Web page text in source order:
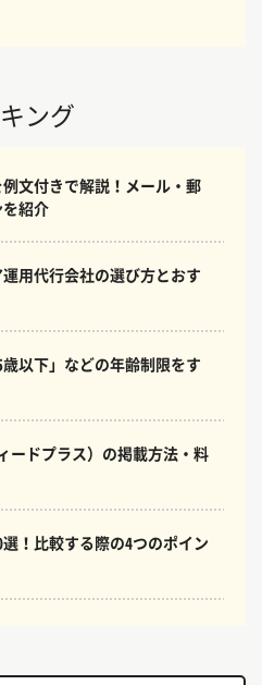
ング
文付きで解説！メール・郵
紹介
用代行会社の選び方とおす
以下」などの年齢制限をす
ードプラス）の掲載方法・料
！比較する際の4つのポイン